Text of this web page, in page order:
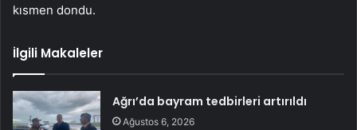
kısmen dondu.
İlgili Makaleler
Ağrı’da bayram tedbirleri artırıldı
Ağustos 6, 2026